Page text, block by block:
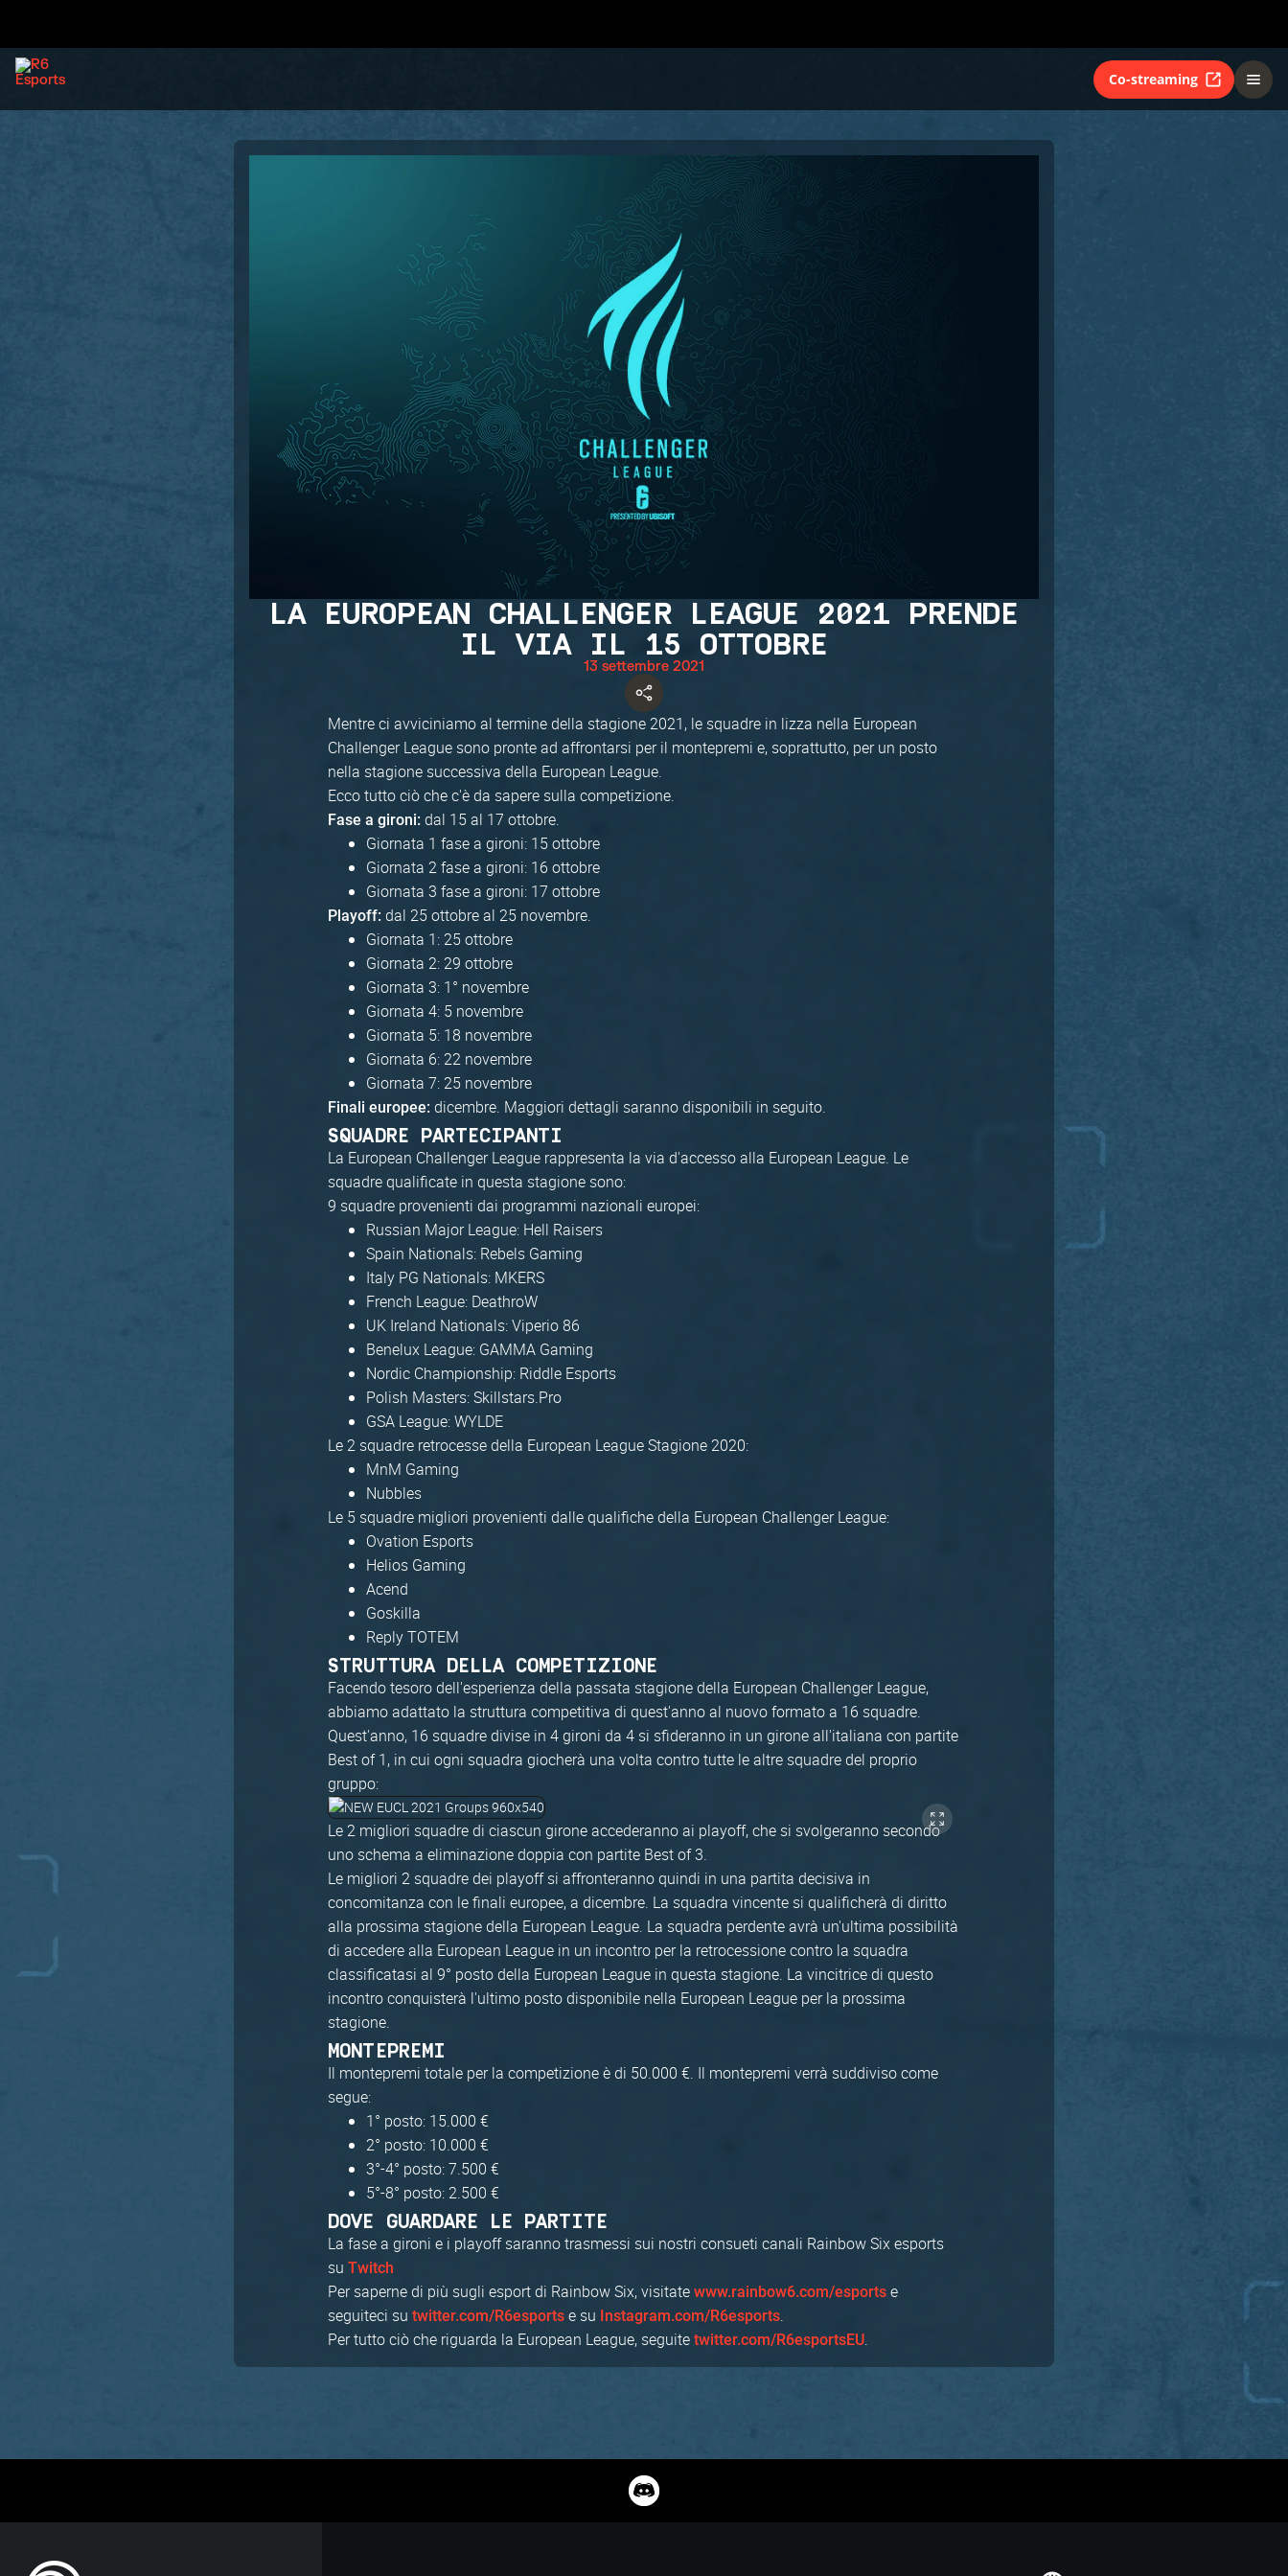
Co-streaming
LA EUROPEAN CHALLENGER LEAGUE 2021 PRENDE
IL VIA IL 15 OTTOBRE
13 settembre 2021
Mentre ci avviciniamo al termine della stagione 2021, le squadre in lizza nella European
Challenger League sono pronte ad affrontarsi per il montepremi e, soprattutto, per un posto
nella stagione successiva della European League.
Ecco tutto ciò che c'è da sapere sulla competizione.
Fase a gironi: dal 15 al 17 ottobre.
Giornata 1 fase a gironi: 15 ottobre
Giornata 2 fase a gironi: 16 ottobre
Giornata 3 fase a gironi: 17 ottobre
Playoff: dal 25 ottobre al 25 novembre.
Giornata 1: 25 ottobre
Giornata 2: 29 ottobre
Giornata 3: 1° novembre
Giornata 4: 5 novembre
Giornata 5: 18 novembre
Giornata 6: 22 novembre
Giornata 7: 25 novembre
Finali europee: dicembre. Maggiori dettagli saranno disponibili in seguito.
SQUADRE PARTECIPANTI
La European Challenger League rappresenta la via d'accesso alla European League. Le
squadre qualificate in questa stagione sono:
9 squadre provenienti dai programmi nazionali europei:
Russian Major League: Hell Raisers
Spain Nationals: Rebels Gaming
Italy PG Nationals: MKERS
French League: DeathroW
UK Ireland Nationals: Viperio 86
Benelux League: GAMMA Gaming
Nordic Championship: Riddle Esports
Polish Masters: Skillstars.Pro
GSA League: WYLDE
Le 2 squadre retrocesse della European League Stagione 2020:
MnM Gaming
Nubbles
Le 5 squadre migliori provenienti dalle qualifiche della European Challenger League:
Ovation Esports
Helios Gaming
Acend
Goskilla
Reply TOTEM
STRUTTURA DELLA COMPETIZIONE
Facendo tesoro dell'esperienza della passata stagione della European Challenger League,
abbiamo adattato la struttura competitiva di quest'anno al nuovo formato a 16 squadre.
Quest'anno, 16 squadre divise in 4 gironi da 4 si sfideranno in un girone all'italiana con partite
Best of 1, in cui ogni squadra giocherà una volta contro tutte le altre squadre del proprio
gruppo:
Le 2 migliori squadre di ciascun girone accederanno ai playoff, che si svolgeranno secondo
uno schema a eliminazione doppia con partite Best of 3.
Le migliori 2 squadre dei playoff si affronteranno quindi in una partita decisiva in
concomitanza con le finali europee, a dicembre. La squadra vincente si qualificherà di diritto
alla prossima stagione della European League. La squadra perdente avrà un'ultima possibilità
di accedere alla European League in un incontro per la retrocessione contro la squadra
classificatasi al 9° posto della European League in questa stagione. La vincitrice di questo
incontro conquisterà l'ultimo posto disponibile nella European League per la prossima
stagione.
MONTEPREMI
Il montepremi totale per la competizione è di 50.000 €. Il montepremi verrà suddiviso come
segue:
1° posto: 15.000 €
2° posto: 10.000 €
3°-4° posto: 7.500 €
5°-8° posto: 2.500 €
DOVE GUARDARE LE PARTITE
La fase a gironi e i playoff saranno trasmessi sui nostri consueti canali Rainbow Six esports
suTwitch
Per saperne di più sugli esport di Rainbow Six, visitatewww.rainbow6.com/esports e
seguiteci sutwitter.com/R6esports e su Instagram.com/R6esports.
Per tutto ciò che riguarda la European League, seguitetwitter.com/R6esportsEU.